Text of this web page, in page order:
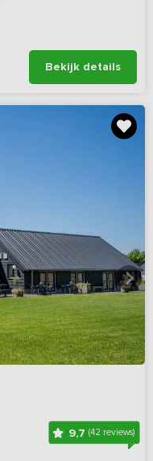
Bekijk details
9,7(42 reviews)